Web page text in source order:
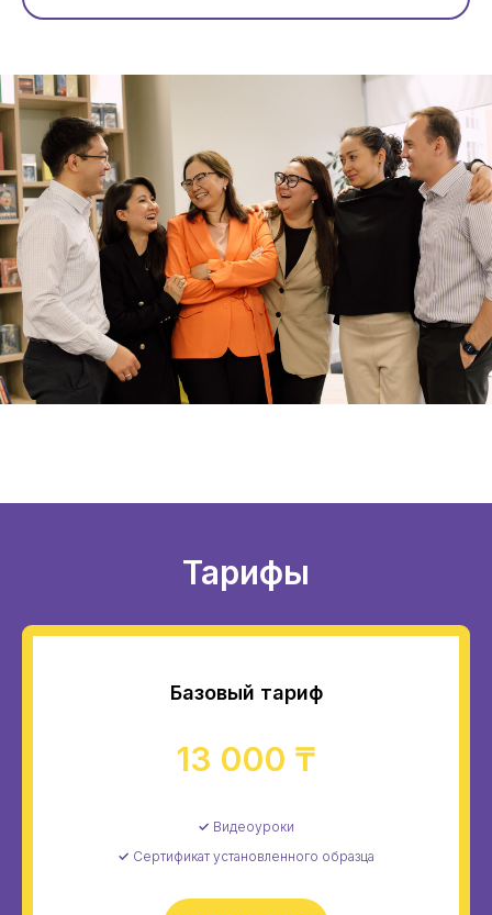
Тарифы
Базовый тариф
13 000 ₸
✓ Видеоуроки
✓ Сертификат установленного образца